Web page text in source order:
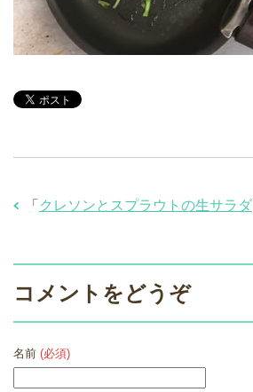
「 クレソンとスプラウトの生サラダ
コメントをどうぞ
名前 (必須)